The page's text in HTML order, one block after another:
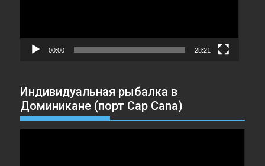
00:00 28:21
Индивидуальная рыбалка в
Доминикане (порт Cap Cana)